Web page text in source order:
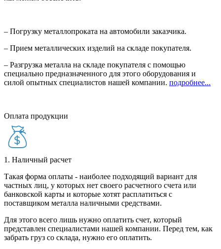
– Погрузку металлопроката на автомобили заказчика.
– Прием металлических изделий на складе покупателя.
– Разгрузка металла на складе покупателя с помощью
специально предназначенного для этого оборудования и
силой опытных специалистов нашей компании. подробнее...
Оплата продукции
1. Наличный расчет
Такая форма оплаты - наиболее подходящий вариант для
частных лиц, у которых нет своего расчетного счета или
банковской карты и которые хотят расплатиться с
поставщиком металла наличными средствами.
Для этого всего лишь нужно оплатить счет, который
представлен специалистами нашей компании. Перед тем, как
забрать груз со склада, нужно его оплатить.